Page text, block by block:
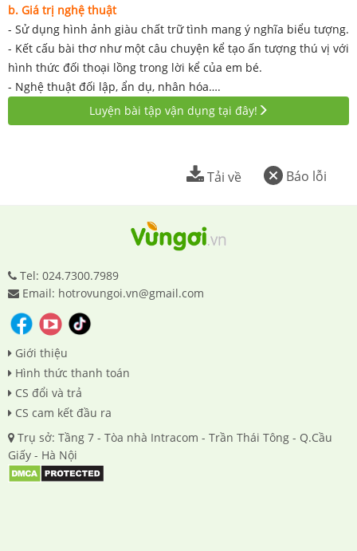
b. Giá trị nghệ thuật
- Sử dụng hình ảnh giàu chất trữ tình mang ý nghĩa biểu tượng.
- Kết cấu bài thơ như một câu chuyện kể tạo ấn tượng thú vị với
hình thức đối thoại lồng trong lời kể của em bé.
- Nghệ thuật đối lập, ẩn dụ, nhân hóa….
Luyện bài tập vận dụng tại đây!
Báo lỗi
Tải về
Tel: 024.7300.7989
Email: hotrovungoi.vn@gmail.com
Giới thiệu
Hình thức thanh toán
CS đổi và trả
CS cam kết đầu ra
Trụ sở: Tầng 7 - Tòa nhà Intracom - Trần Thái Tông - Q.Cầu
Giấy - Hà Nội